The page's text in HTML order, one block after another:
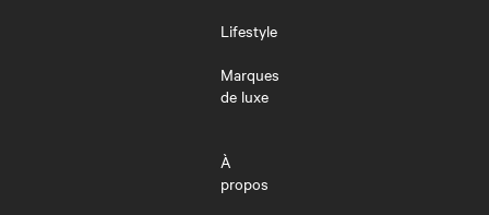
Lifestyle
Marques
de luxe
À
propos